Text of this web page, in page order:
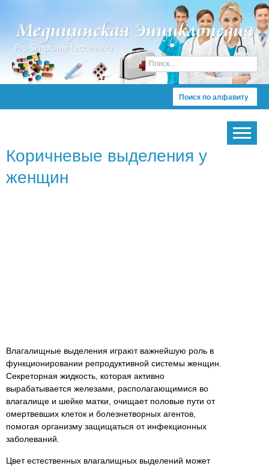
Поиск по алфавиту
Коричневые выделения у
женщин
Влагалищные выделения играют важнейшую роль в
функционировании репродуктивной системы женщин.
Секреторная жидкость, которая активно
вырабатывается железами, располагающимися во
влагалище и шейке матки, очищает половые пути от
омертвевших клеток и болезнетворных агентов,
помогая организму защищаться от инфекционных
заболеваний.
Цвет естественных влагалищных выделений может